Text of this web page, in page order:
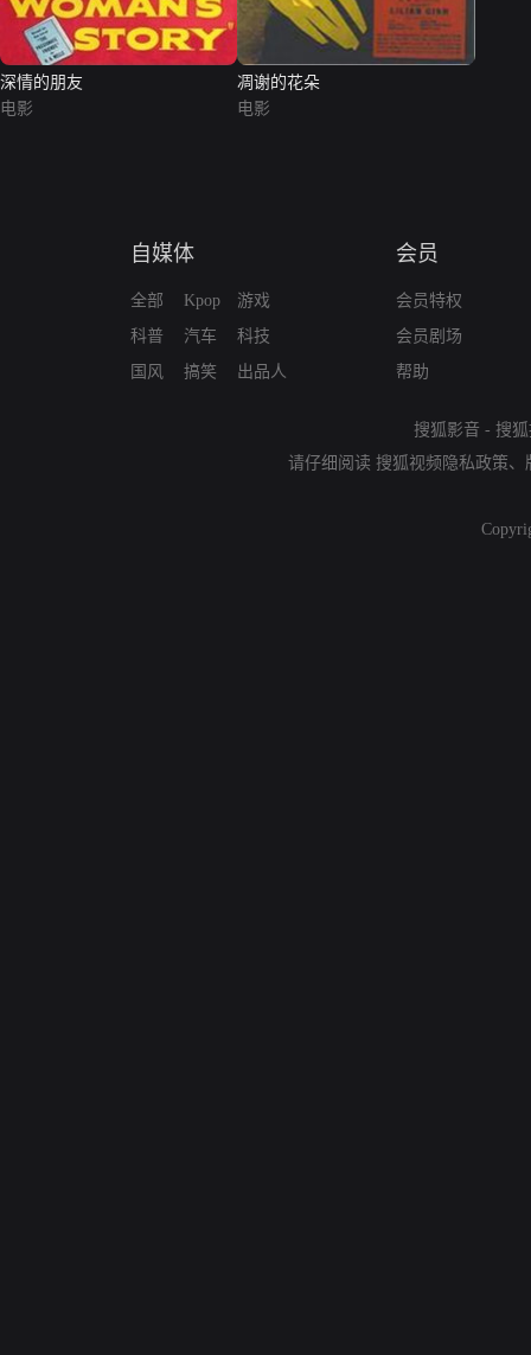
深情的朋友
电影
凋谢的花朵
电影
自媒体
全部
科普
国风
Kpop
汽车
搞笑
游戏
科技
出品人
会员
会员特权
会员剧场
帮助
搜狐影音 - 搜
请仔细阅读 搜狐视频隐私政策、